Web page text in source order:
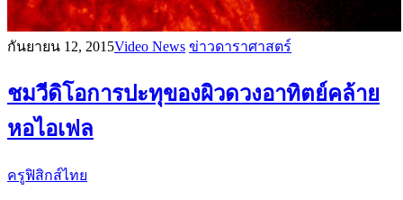
กันยายน 12, 2015Video News ข่าวดาราศาสตร์
ชมวีดิโอการปะทุของผิวดวงอาทิตย์คล้าย
หอไอเฟล
ครูฟิสิกส์ไทย